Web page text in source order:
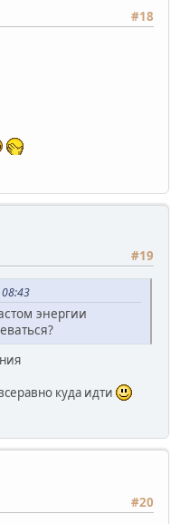
#18
#19
энергии
куда идти
#20